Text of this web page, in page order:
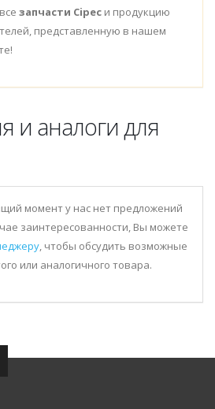
запчасти Cipec и продукцию
представленную в нашем
и аналоги для
момент у нас нет предложений
заинтересованности, Вы можете
, чтобы обсудить возможные
или аналогичного товара.